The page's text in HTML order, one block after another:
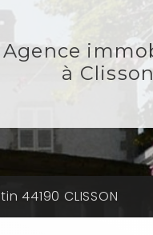
NOS
Agence
à
44190 CLISSON